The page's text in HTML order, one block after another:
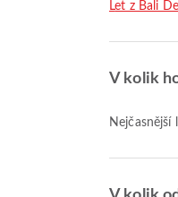
let z Bali
V kolik